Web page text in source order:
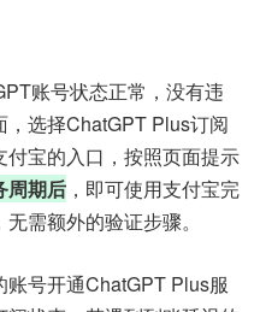
账号状态正常，没有违
选择ChatGPT Plus订阅
宝的入口，按照页面提示
周期后 ，即可使用支付宝完
需额外的验证步骤。
号开通ChatGPT Plus服